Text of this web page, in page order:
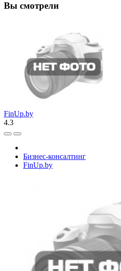
Вы смотрели
FinUp.by
4.3
Бизнес-консалтинг
FinUp.by